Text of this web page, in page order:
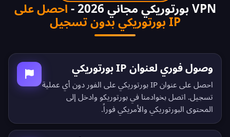
VPN بورتوريكي مجاني 2026 -
احصل على
IP بورتوريكي بدون تسجيل
وصول فوري لعنوان IP بورتوريكي
احصل على عنوان IP بورتوريكي على الفور دون أي عملية
تسجيل. اتصل بخوادمنا في بورتوريكو وادخل إلى
المحتوى البورتوريكي والأمريكي فوراً.